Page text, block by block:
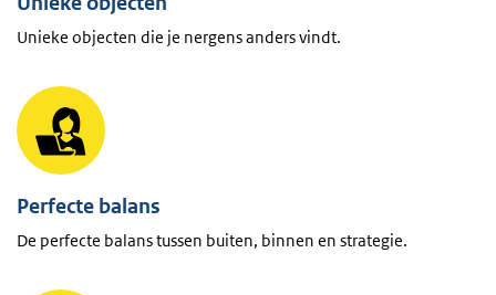
Unieke objecten die je nergens anders vindt.
Perfecte balans
De perfecte balans tussen buiten, binnen en strategie.